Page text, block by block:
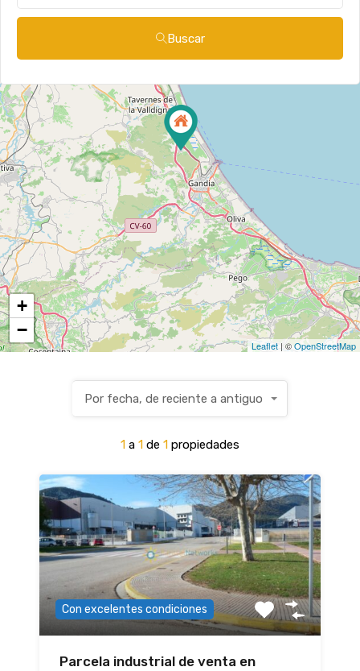
Buscar
+
−
Leaflet | ©OpenStreetMap
1 a 1 de 1 propiedades
Por fecha, de reciente a antiguo
Con excelentes condiciones
Parcela industrial de venta en